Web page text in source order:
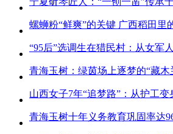
螺蛳粉“鲜爽”的关键 广西稻田里
“95后”选调生在猎民村：从女军
青海玉树：绿茵场上逐梦的“藏木
山西女子7年“追梦路”：从护工变
青海玉树十年义务教育巩固率达